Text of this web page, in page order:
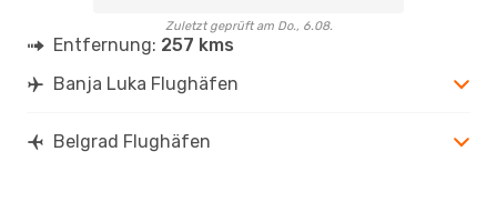
Zuletzt geprüft am Do., 6.08.
Entfernung: 257 kms
Banja Luka Flughäfen
Belgrad Flughäfen